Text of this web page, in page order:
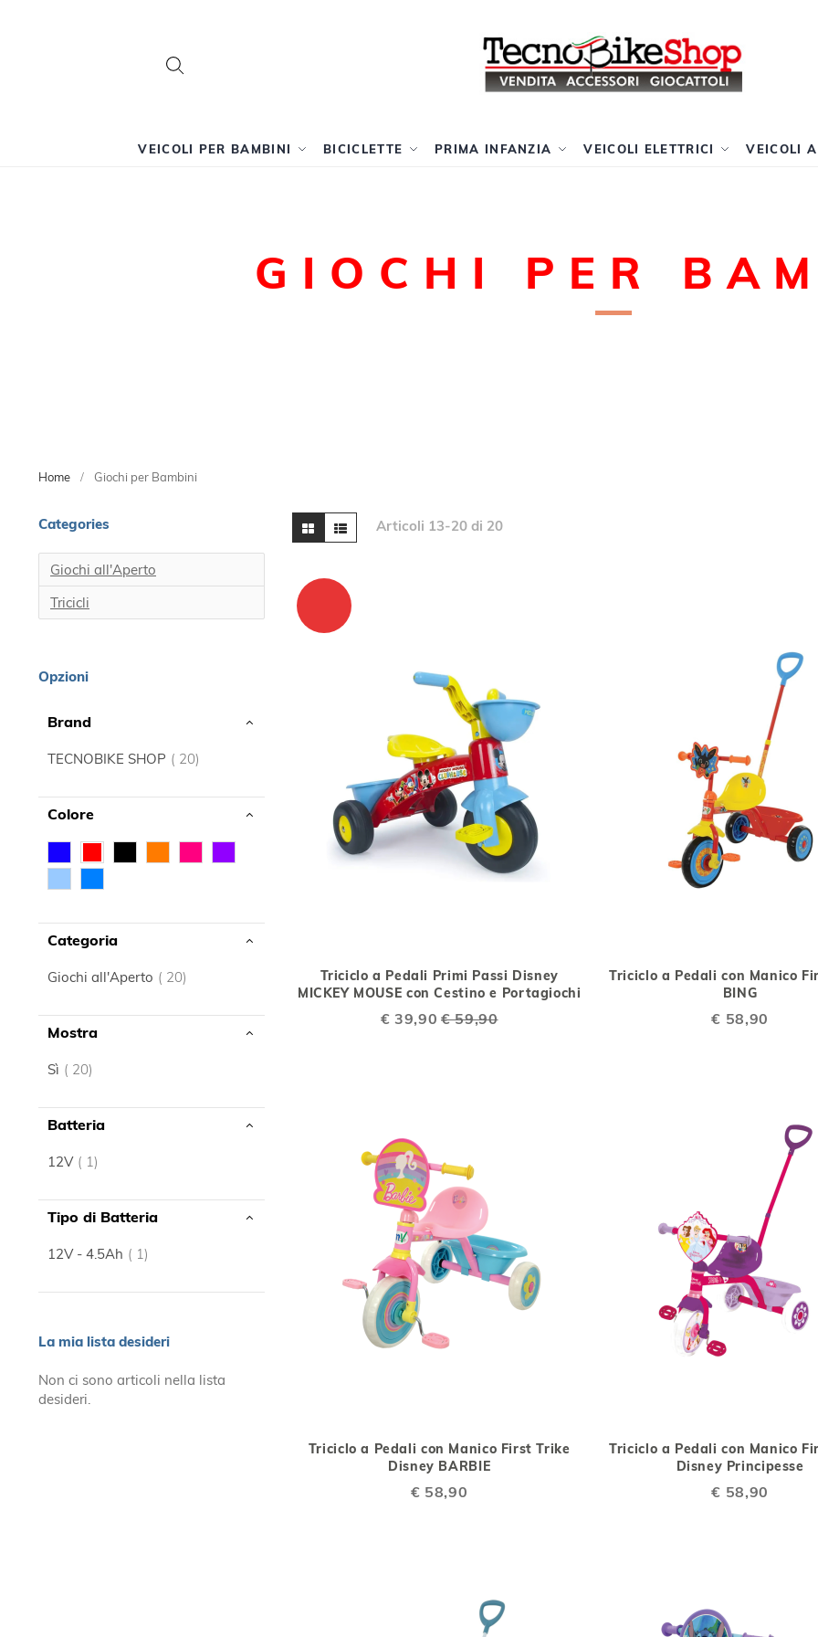
Search
Search
VEICOLI PER BAMBINI BICICLETTE PRIMA INFANZIA VEICOLI ELETTRICI VEICOLI A
GIOCHI PER
Home Giochi per Bambini
Mostra
come
GrigliaLista Articoli 13-20di 20
Triciclo a Pedali Primi Passi Disney
MICKEY MOUSE con Cestino e Portagiochi
Special
€ 39,90 € 59,90
LISTA
DESIDERI
CONFRONTO
Triciclo a Pedali con Manico
BING
€ 58,90
LISTA
DESIDERI
Triciclo a Pedali con Manico First Trike
Disney BARBIE
€ 58,90
LISTA
DESIDERI
Triciclo a Pedali con Manico
Disney Principesse
€ 58,90
LISTA
DESIDERI
Categories
Giochi all'Aperto
Tricicli
Opzioni
Brand
TECNOBIKE SHOP 20elemento
Colore
Categoria
Giochi all'Aperto 20elemento
Mostra
Sì 20elemento
Batteria
12V 1elemento
Tipo di Batteria
12V - 4.5Ah 1elemento
La mia lista desideri
Non ci sono articoli nella lista
desideri.